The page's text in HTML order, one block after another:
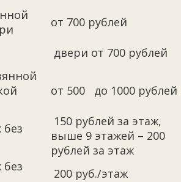
от 700 рублей
двери от 700 рублей
от 500 до 1000 рублей
150 рублей за этаж,
выше 9 этажей – 200
рублей за этаж
200 руб./этаж